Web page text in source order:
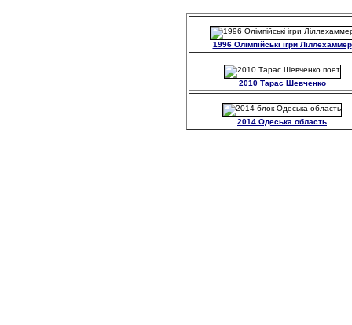
1996 Олімпійські ігри Ліллехаммер
2010 Тарас Шевченко
2014 Одеська область